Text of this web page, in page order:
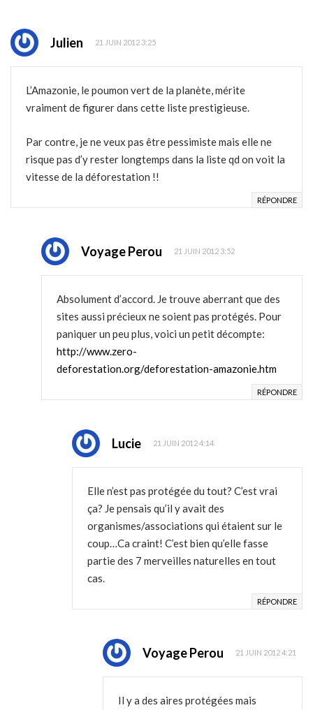
Julien 21 JUIN 2012 3:25
L’Amazonie, le poumon vert de la planète, mérite
vraiment de figurer dans cette liste prestigieuse.
Par contre, je ne veux pas être pessimiste mais elle ne
risque pas d’y rester longtemps dans la liste qd on voit la
vitesse de la déforestation !!
RÉPONDRE
Voyage Perou 21 JUIN 2012 3:52
Absolument d’accord. Je trouve aberrant que des
sites aussi précieux ne soient pas protégés. Pour
paniquer un peu plus, voici un petit décompte:
http://www.zero-
deforestation.org/deforestation-amazonie.htm
RÉPONDRE
Lucie 21 JUIN 2012 4:14
Elle n’est pas protégée du tout? C’est vrai
ça? Je pensais qu’il y avait des
organismes/associations qui étaient sur le
coup…Ca craint! C’est bien qu’elle fasse
partie des 7 merveilles naturelles en tout
cas.
RÉPONDRE
Voyage Perou 21 JUIN 2012 4:21
Il y a des aires protégées mais